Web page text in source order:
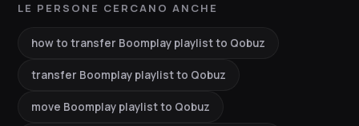
LE PERSONE CERCANO ANCHE
how to transfer Boomplay playlist to Qobuz
transfer Boomplay playlist to Qobuz
move Boomplay playlist to Qobuz